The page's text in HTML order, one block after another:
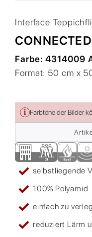
Interface
Farbe:4314009
Format: 50 cm x
Farbtöne der Bilder
selbstliegende
100% Polyamid
einfach zu
reduziert Lärm